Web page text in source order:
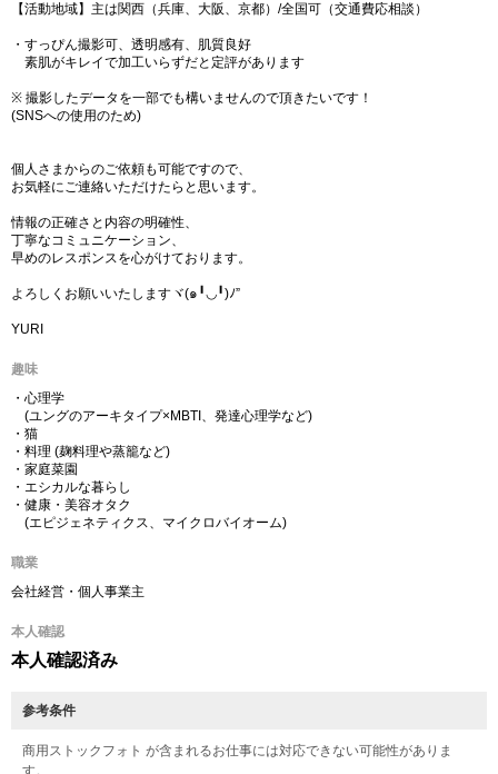
【活動地域】主は関西（兵庫、大阪、京都）/全国可（交通費応相談）
・すっぴん撮影可、透明感有、肌質良好
素肌がキレイで加工いらずだと定評があります
※ 撮影したデータを一部でも構いませんので頂きたいです！
(SNSへの使用のため)
個人さまからのご依頼も可能ですので、
お気軽にご連絡いただけたらと思います。
情報の正確さと内容の明確性、
丁寧なコミュニケーション、
早めのレスポンスを心がけております。
よろしくお願いいたしますヾ(๑╹◡╹)ﾉ”
YURI
趣味
・心理学
(ユングのアーキタイプ×MBTI、発達心理学など)
・猫
・料理 (麹料理や蒸籠など)
・家庭菜園
・エシカルな暮らし
・健康・美容オタク
(エピジェネティクス、マイクロバイオーム)
職業
会社経営・個人事業主
本人確認
本人確認済み
参考条件
商用ストックフォト が含まれるお仕事には対応できない可能性がありま
す。